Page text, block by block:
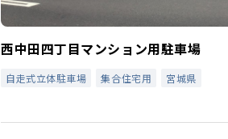
西中田四丁目マンション用駐車場
自走式立体駐車場 集合住宅用 宮城県